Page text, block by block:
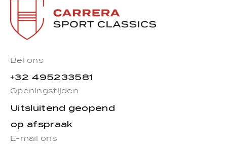
Bel ons
+32 495233581
Openingstijden
Uitsluitend geopend
op afspraak
E-mail ons